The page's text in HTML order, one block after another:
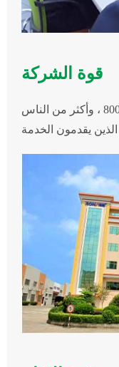
قوة الشركة
منطقة مصنع الفوتينا المملوكة حوالي 800 ، وأكثر من الناس